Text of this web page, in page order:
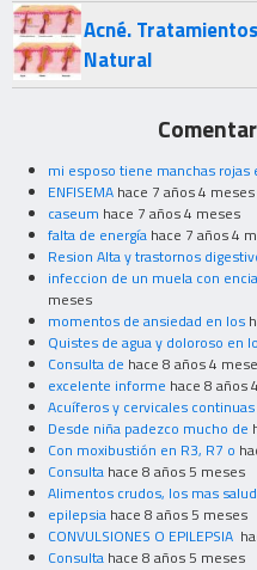
Acné.
Natural
mi esposo tiene manchas rojas
ENFISEMA hace 7 años 4 meses
caseum hace 7 años 4 meses
falta de energía hace 7 años 4
Resion Alta y trastornos
infeccion de un muela con
meses
momentos de ansiedad en los
Quistes de agua y doloroso en
Consulta de hace 8 años 4
excelente informe hace 8 años
Acuíferos y cervicales continuas
Desde niña padezco mucho de
Con moxibustión en R3, R7 o
Consulta hace 8 años 5 meses
Alimentos crudos, los mas
epilepsia hace 8 años 5 meses
CONVULSIONES O EPILEPSIA
Consulta hace 8 años 5 meses